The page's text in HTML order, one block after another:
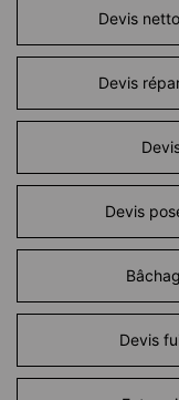
Devis
Devis
Devis
Devis